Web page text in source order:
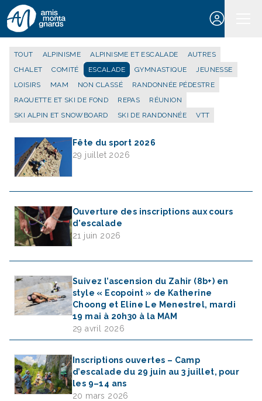
Aller au contenu
TOUT ALPINISME ALPINISME ET ESCALADE
AUTRES
CHALET
COMITÉ ESCALADE GYMNASTIQUE
JEUNESSE
LOISIRS
MAM NON CLASSÉ
RANDONNÉE PÉDESTRE
RAQUETTE ET SKI DE FOND
REPAS
RÉUNION
SKI ALPIN ET SNOWBOARD
SKI DE RANDONNÉE VTT
Fête du sport 2026
29 juillet 2026
Ouverture des inscriptions aux cours
d'escalade
21 juin 2026
Suivez l’ascension du Zahir (8b+) en
style « Ecopoint » de Katherine
Choong et Eline Le Menestrel, mardi
19 mai à 20h30 à la MAM
29 avril 2026
Inscriptions ouvertes – Camp
d’escalade du 29 juin au 3 juillet, pour
les 9–14 ans
20 mars 2026